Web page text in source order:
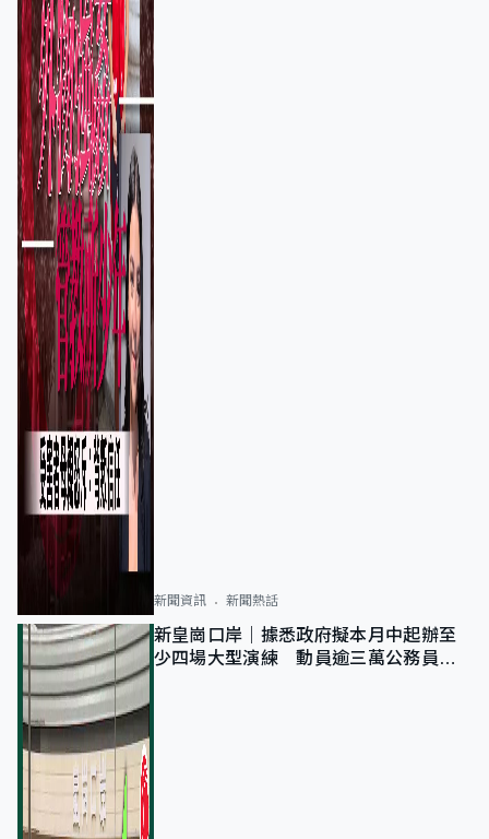
新聞資訊 新聞熱話
新皇崗口岸｜據悉政府擬本月中起辦至
少四場大型演練 動員逾三萬公務員人